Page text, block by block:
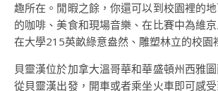
趣所在。閒暇之餘，你還可以到校園裡的
的咖啡、美食和現場音樂、在比賽中為維
在大學215英畝綠意盎然、雕塑林立的校園
貝靈漢位於加拿大溫哥華和華盛頓州西雅
從貝靈漢出發，開車或者乘坐火車即可感